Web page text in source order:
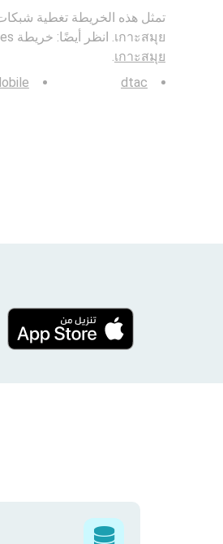
เกาะสมุย. انظر أيضًا: خريطة bitrates للأجهزة المحمولة في
เกาะสมุย
.
dtac